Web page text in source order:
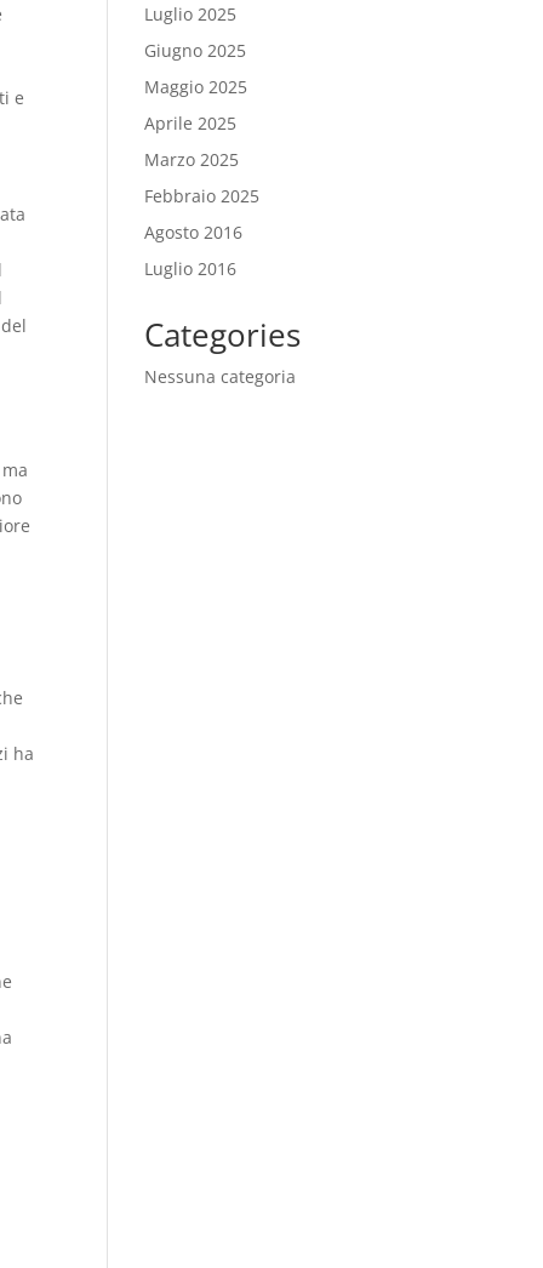
e
ha
Luglio 2025
Giugno 2025
Maggio 2025
Aprile 2025
Marzo 2025
Febbraio 2025
Agosto 2016
Luglio 2016
Categories
Nessuna categoria